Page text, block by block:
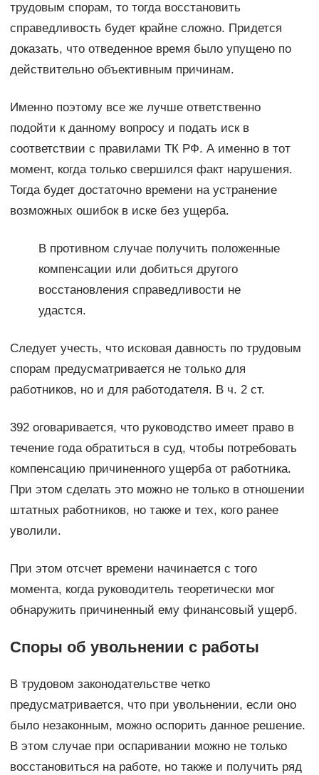
трудовым спорам, то тогда восстановить
справедливость будет крайне сложно. Придется
доказать, что отведенное время было упущено по
действительно объективным причинам.
Именно поэтому все же лучше ответственно
подойти к данному вопросу и подать иск в
соответствии с правилами ТК РФ. А именно в тот
момент, когда только свершился факт нарушения.
Тогда будет достаточно времени на устранение
возможных ошибок в иске без ущерба.
В противном случае получить положенные
компенсации или добиться другого
восстановления справедливости не
удастся.
Следует учесть, что исковая давность по трудовым
спорам предусматривается не только для
работников, но и для работодателя. В ч. 2 ст.
392 оговаривается, что руководство имеет право в
течение года обратиться в суд, чтобы потребовать
компенсацию причиненного ущерба от работника.
При этом сделать это можно не только в отношении
штатных работников, но также и тех, кого ранее
уволили.
При этом отсчет времени начинается с того
момента, когда руководитель теоретически мог
обнаружить причиненный ему финансовый ущерб.
Споры об увольнении с работы
В трудовом законодательстве четко
предусматривается, что при увольнении, если оно
было незаконным, можно оспорить данное решение.
В этом случае при оспаривании можно не только
восстановиться на работе, но также и получить ряд